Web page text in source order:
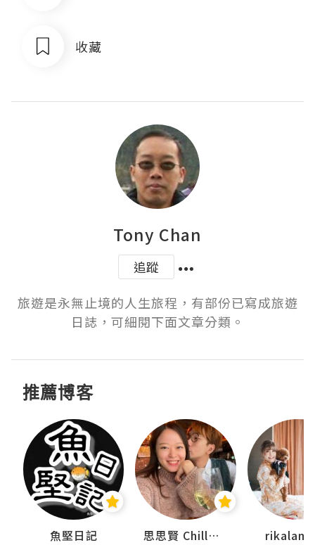
收藏
Tony Chan
追蹤
旅遊是永無止境的人生旅程，有部份已寫成旅遊
日誌，可細閱下面文章分類。
推薦博客
魚堅日記 思思賢 ChillMyBabe